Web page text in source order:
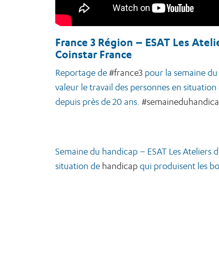
France 3 Région – ESAT Les
Coinstar France
Reportage de#france3pour la semaine du
valeur le travail des personnes en situation
depuis près de 20 ans.
Semaine du handicap – ESAT Les Ateliers
situation de handicapqui produisent les